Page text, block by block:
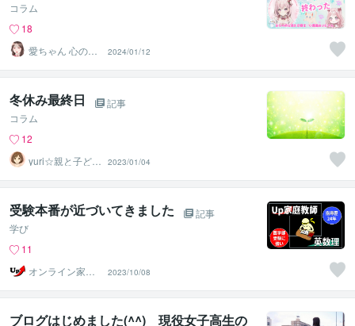
コラム
18
愛ちゃん‪ 心のリ
ラクゼーション
2024/01/12
冬休み最終日
記事
コラム
12
yuri☆親と子ども
のカウンセラー
2023/01/04
受験本番が近づいてきました
記事
学び
11
オンライン家庭
教師のUp先生
2023/10/08
ブログはじめました(^^) 現役女子高生の